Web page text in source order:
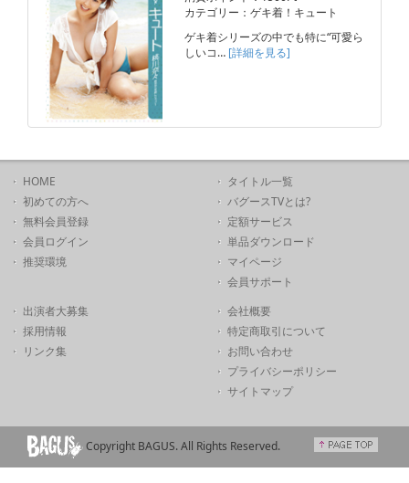
カテゴリー：ゲキ着！キュート
ゲキ着シリーズの中でも特に“可愛ら
しいコ… [詳細を見る]
HOME
初めての方へ
無料会員登録
会員ログイン
推奨環境
タイトル一覧
バグースTVとは?
定額サービス
単品ダウンロード
マイページ
会員サポート
出演者大募集
採用情報
リンク集
会社概要
特定商取引について
お問い合わせ
プライバシーポリシー
サイトマップ
Copyright BAGUS. All Rights Reserved.